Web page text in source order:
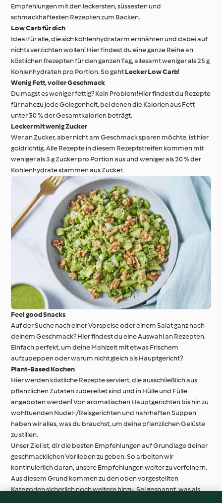
Empfehlungen mit den leckersten, süssesten und
schmackhaftesten Rezepten zum Backen.
Low Carb für dich
Ideal für alle, die sich kohlenhydratarm ernhähren und dabei auf
nichts verzichten wollen! Hier findest du eine ganze Reihe an
köstlichen Rezepten für den ganzen Tag, allesamt weniger als 25 g
Kohlenhydrateh pro Portion. So gehtLecker Low Carb!
Wenig Fett, voller Geschmack
Du magst es weniger fettig? Kein Problem!Hier findest du Rezepte
für nahezu jede Gelegenheit, bei denen die Kalorien aus Fett
unter 30 % der Gesamtkalorien beträgt.
Lecker mit wenig Zucker
Wer an Zucker, aber nicht am Geschmack sparen möchte, ist hier
goldrichtig. Alle Rezepte in diesem Rezeptstreifen kommen mit
weniger als 3 g Zucker pro Portion aus und weniger als 20 % der
Kohlenhydrate stammen aus Zucker.
Feel good Snacks
Auf der Suche nach einer Vorspeise oder einem Salat ganz nach
deinem Geschmack? Hier findest du eine Auswahl an Rezepten.
Einfach perfekt, um deine Mahlzeit mit etwas Frischem
aufzupeppen oder warum nicht gleich als Hauptgericht?
Plant-Based Kochen
Hier werden köstliche Rezepte serviert, die ausschließlich aus
pflanzlichen Zutaten zubereitet sind und in Hülle und Fülle
angeboten werden! Von aromatischen Hauptgerichten bis hin zu
wohltuenden Nudel-/Reisgerichten und nahrhaften Suppen
haben wir alles, was du brauchst, um deine pflanzlichen Gelüste
zu stillen.
Unser Ziel ist, dir die besten Empfehlungen auf Grundlage deiner
geschmacklichen Vorlieben zu geben. So arbeiten wir
kontinuierlich daran, unsere Empfehlungen weiter zu verfeinern.
Aus diesem Grund kommen zu den oben vorgestellten
Kategorien sicherlich noch weitere hinzu. Sei gespannt, was als